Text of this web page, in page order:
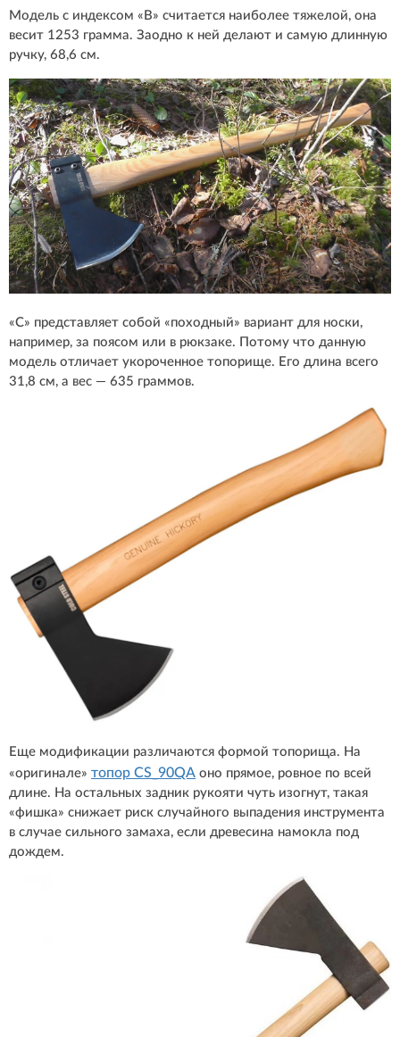
Модель с индексом «В» считается наиболее тяжелой, она
весит 1253 грамма. Заодно к ней делают и самую длинную
ручку, 68,6 см.
«С» представляет собой «походный» вариант для носки,
например, за поясом или в рюкзаке. Потому что данную
модель отличает укороченное топорище. Его длина всего
31,8 см, а вес — 635 граммов.
Еще модификации различаются формой топорища. На
«оригинале» топор CS_90QA оно прямое, ровное по всей
длине. На остальных задник рукояти чуть изогнут, такая
«фишка» снижает риск случайного выпадения инструмента
в случае сильного замаха, если древесина намокла под
дождем.